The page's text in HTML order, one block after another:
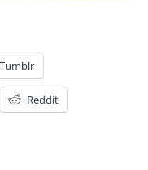
Tumblr
Reddit